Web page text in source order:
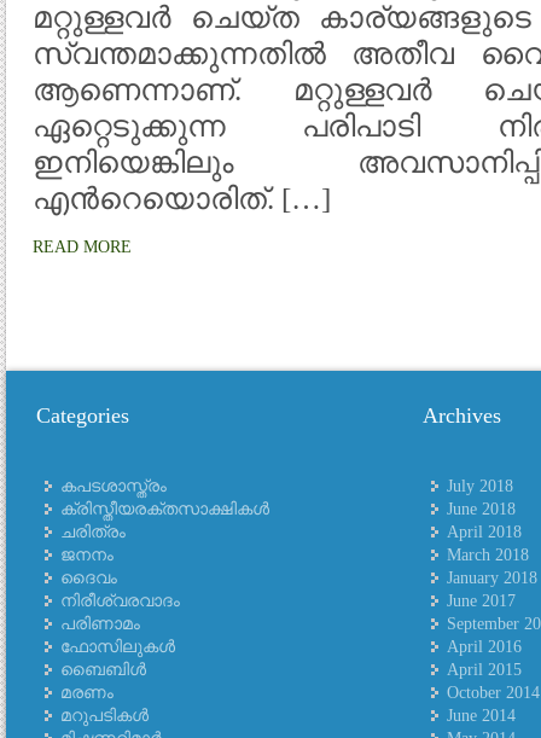
മറ്റുള്ളവര്‍ ചെയ്ത കാര്യങ്ങളുടെ
സ്വന്തമാക്കുന്നതില്‍ അതീവ
ആണെന്നാണ്‌. മറ്റുള്ളവര്‍
ഏറ്റെടുക്കുന്ന പരിപാടി
ഇനിയെങ്കിലും
എന്‍റെയൊരിത്. […]
READ MORE
Categories
കപടശാസ്ത്രം
ക്രിസ്തീയരക്തസാക്ഷികള്‍
ചരിത്രം
ജനനം
ദൈവം
നിരീശ്വരവാദം
പരിണാമം
ഫോസിലുകള്‍
ബൈബിള്‍
മരണം
മറുപടികള്‍
Archives
July 2018
June 2018
April 2018
March 2018
January 2018
June 2017
September
April 2016
April 2015
October 2014
June 2014